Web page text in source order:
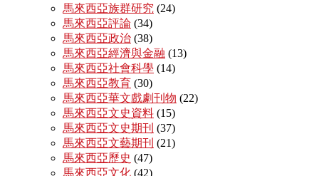
馬來西亞族群研究 (24)
馬來西亞評論 (34)
馬來西亞政治 (38)
馬來西亞經濟與金融 (13)
馬來西亞社會科學 (14)
馬來西亞教育 (30)
馬來西亞華文戲劇刊物 (22)
馬來西亞文史資料 (15)
馬來西亞文史期刊 (37)
馬來西亞文藝期刊 (21)
馬來西亞歷史 (47)
馬來西亞文化 (42)